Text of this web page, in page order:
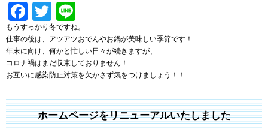
Facebook
Twitter
もうすっかり冬ですね。
仕事の後は、アツアツおでんやお鍋が美味しい季節です！
年末に向け、何かと忙しい日々が続きますが、
コロナ禍はまだ収束しておりません！
お互いに感染防止対策を欠かさず気をつけましょう！！
ホームページをリニューアルいたしました